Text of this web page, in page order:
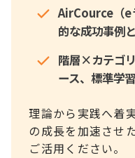
AirCource（e
的な成功事例
階層×カテゴ
ース、標準学
理論から実践へ着
の成長を加速させ
ご活用ください。